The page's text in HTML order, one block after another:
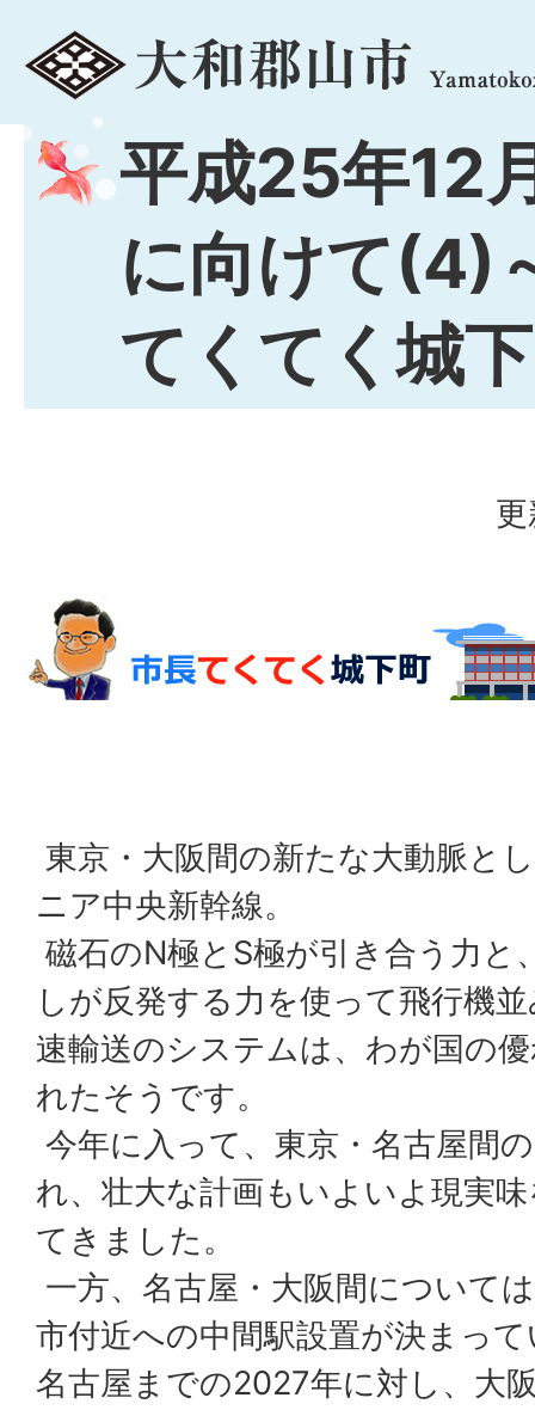
menu
平成25年12
に向けて(4)
てくてく城
東京・大阪間の新たな大動脈と
ニア中央新幹線。
磁石のN極とS極が引き合う力と
しが反発する力を使って飛行機
速輸送のシステムは、わが国の
れたそうです。
今年に入って、東京・名古屋間
れ、壮大な計画もいよいよ現実
てきました。
一方、名古屋・大阪間について
市付近への中間駅設置が決まっ
名古屋までの2027年に対し、大